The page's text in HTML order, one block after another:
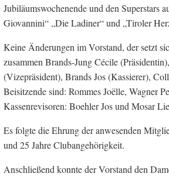
Jubiläumswochenende und den Superstars
Giovannini“ „Die Ladiner“ und „Tiroler
Keine Änderungen im Vorstand, der setzt
zusammen Brands-Jung Cécile
(Vizepräsident), Brands Jos (Kassierer),
Beisitzende sind: Rommes Joëlle, Wagner
Kassenrevisoren: Boehler Jos und Mosar
Es folgte die Ehrung der anwesenden
und 25 Jahre Clubangehörigkeit.
Anschließend konnte der Vorstand den